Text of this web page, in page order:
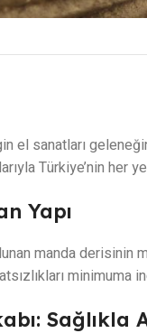
el sanatları
Türkiye’nin her
Yapı
manda derisinin
minimuma
Sağlıkla